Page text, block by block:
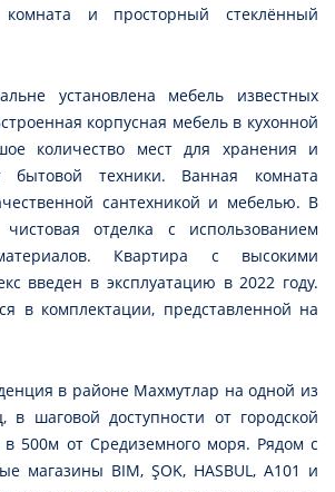
и просторный стеклённый
установлена мебель известных
корпусная мебель в кухонной
количество мест для хранения и
бытовой техники. Ванная комната
сантехникой и мебелью. В
отделка с использованием
Квартира с высокими
введен в эксплуатацию в 2022 году.
в комплектации, представленной на
в районе Махмутлар на одной из
в шаговой доступности от городской
в 500м от Средиземного моря. Рядом с
магазины BIM, ŞOK, HASBUL, A101 и